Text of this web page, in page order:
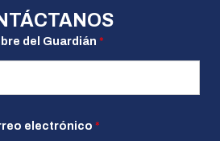
del Guardián *
e
electrónico *